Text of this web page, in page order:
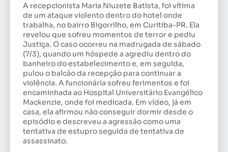
A recepcionista Maria Niuzete Batista, foi vítima
de um ataque violento dentro do hotel onde
trabalha, no bairro Bigorrilho, em Curitiba-PR. Ela
revelou que sofreu momentos de terror e pediu
Justiça. O caso ocorreu na madrugada de sábado
(7/3), quando um hóspede a agrediu dentro do
banheiro do estabelecimento e, em seguida,
pulou o balcão da recepção para continuar a
violência. A funcionária sofreu ferimentos e foi
encaminhada ao Hospital Universitário Evangélico
Mackenzie, onde foi medicada. Em vídeo, já em
casa, ela afirmou não conseguir dormir desde o
episódio e descreveu a agressão como uma
tentativa de estupro seguida de tentativa de
assassinato.